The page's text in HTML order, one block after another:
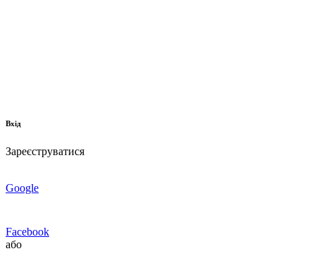
Вхід
Зареєструватися
Google
Facebook
або